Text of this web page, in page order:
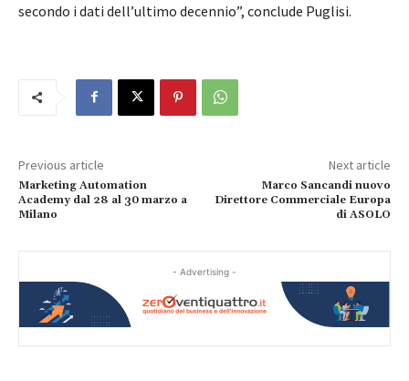
secondo i dati dell’ultimo decennio”, conclude Puglisi.
Previous article
Marketing Automation
Academy dal 28 al 30 marzo a
Milano
Next article
Marco Sancandi nuovo
Direttore Commerciale Europa
di ASOLO
- Advertising -